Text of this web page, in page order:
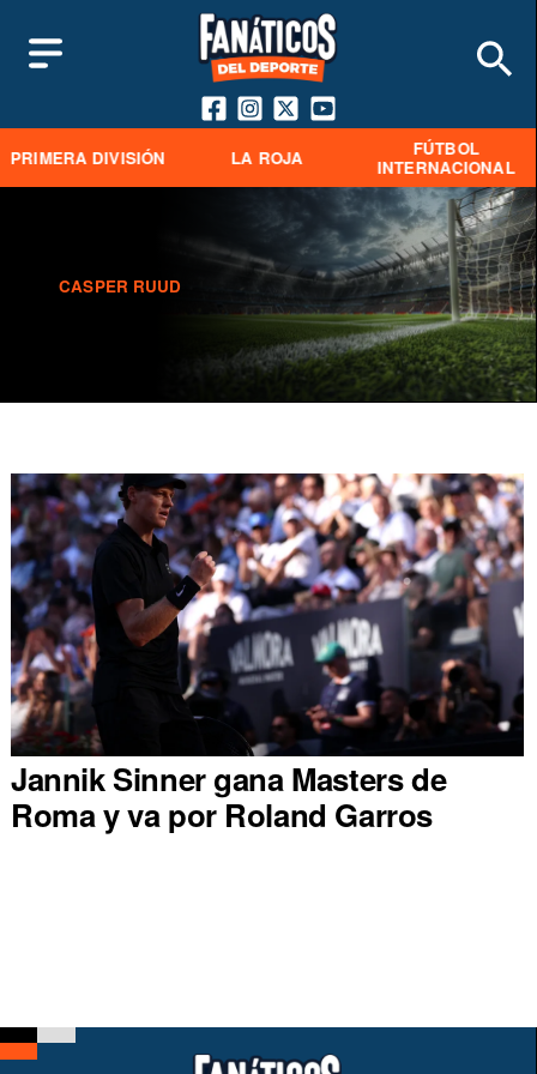
PRIMERA DIVISIÓN LA ROJA
FÚTBOL
INTERNACIONAL
CASPER RUUD
Jannik Sinner gana Masters de
Roma y va por Roland Garros